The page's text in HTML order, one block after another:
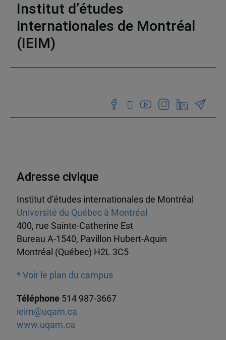
Institut d’études
internationales de Montréal
(IEIM)
Adresse civique
Institut d’études internationales de Montréal
Université du Québec à Montréal
400, rue Sainte-Catherine Est
Bureau A-1540, Pavillon Hubert-Aquin
Montréal (Québec) H2L 3C5
* Voir le plan du campus
Téléphone 514 987-3667
ieim@uqam.ca
www.uqam.ca